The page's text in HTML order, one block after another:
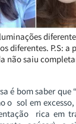
diferentes. P.S: a
não saiu
é bom saber que
o sol em
rica em